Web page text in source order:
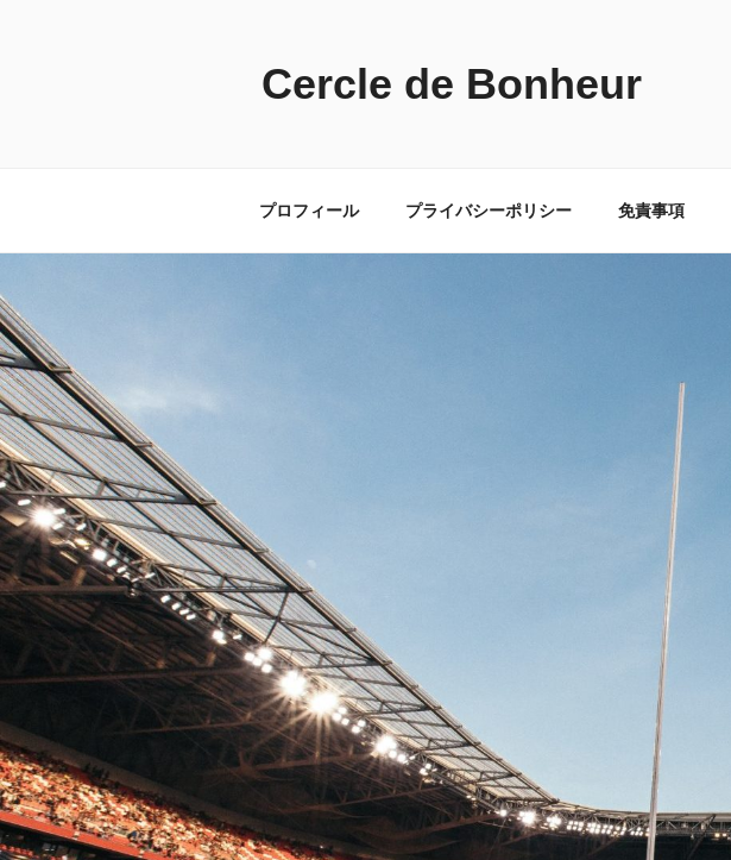
Cercle de Bonheur
プロフィール プライバシーポリシー 免責事項